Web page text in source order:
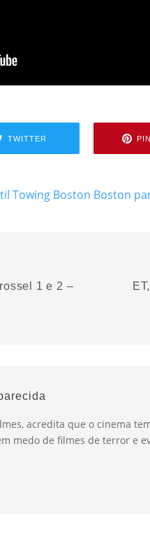
TWITTER
Towing Boston Boston
1 e 2 –
acredita que o cinema
medo de filmes de terror e